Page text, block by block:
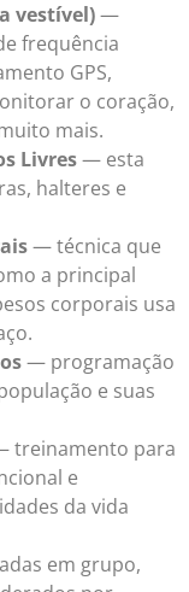
vestível)—
frequência
GPS,
o coração,
mais.
Livres— esta
halteres e
— técnica que
a principal
corporais usa
— programação
e suas
treinamento para
e
da vida
em grupo,